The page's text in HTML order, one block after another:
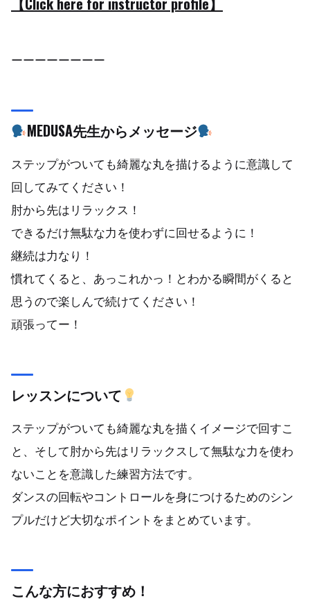
ーーーーーーーー
MEDUSA先生からメッセージ
ステップがついても綺麗な丸を描けるように意識して
回してみてください！
肘から先はリラックス！
できるだけ無駄な力を使わずに回せるように！
継続は力なり！
慣れてくると、あっこれかっ！とわかる瞬間がくると
思うので楽しんで続けてください！
頑張ってー！
レッスンについて
ステップがついても綺麗な丸を描くイメージで回すこ
と、そして肘から先はリラックスして無駄な力を使わ
ないことを意識した練習方法です。
ダンスの回転やコントロールを身につけるためのシン
プルだけど大切なポイントをまとめています。
こんな方におすすめ！